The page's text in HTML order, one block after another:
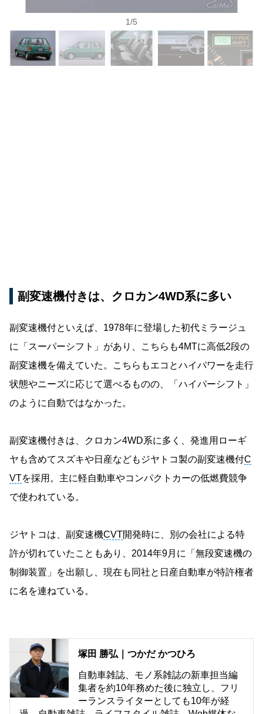
1/5
副変速機付きは、クロカン4WD系に多い
副変速機付といえば、1978年に登場した初代ミラージュ
に「スーパーシフト」があり、こちらも4MTに高低2段の
副変速機を備えていた。こちらもエコとハイパワーを走行
状態やニーズに応じて選べるものの、「ハイパーシフト」
のように自動ではなかった。
副変速機付きは、クロカン4WD系に多く、発進用ローギ
ヤも含めてスズキや日産などもジヤトコ製の副変速機付C
VTを採用。主に軽自動車やコンパクトカーの低燃費競争
で使われている。
ジヤトコは、副変速機CVT開発時に、別の会社による特
許が切れていたこともあり、2014年9月に「無段変速機の
制御装置」を出願し、現在も同社と日産自動車が特許権者
に名を連ねている。
塚田 勝弘｜つかだ かつひろ
自動車雑誌、モノ系雑誌の新車担当編
集者を約10年務めた後に独立し、フリ
ーランスライターとしても10年が経